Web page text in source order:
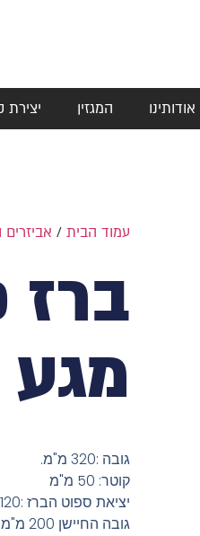
אודותינו המגזין
עמוד הבית/ אביזרים
ברז
מגע
גובה :320 מ"מ.
קוטר: 50 מ"מ
יציאת ספוט הברז :120 מ"מ
גובה החיישן 200 מ"מ